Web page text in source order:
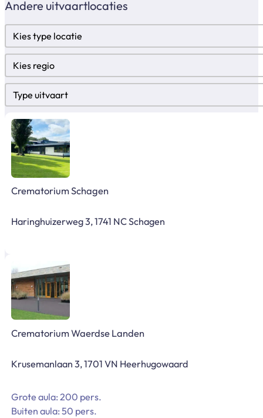
Andere uitvaartlocaties
Locatietypes
Select content
Regio
Select content
Type uitvaart
Select content
Crematorium Schagen
Haringhuizerweg 3, 1741 NC Schagen
Crematorium Waerdse Landen
Krusemanlaan 3, 1701 VN Heerhugowaard
Grote aula: 200 pers.
Buiten aula: 50 pers.